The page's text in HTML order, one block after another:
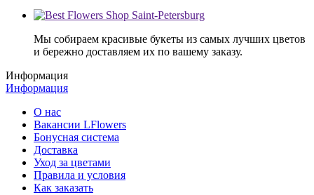
Мы собираем красивые букеты из самых лучших цветов
и бережно доставляем их по вашему заказу.
Информация
Информация
О нас
Вакансии LFlowers
Бонусная система
Доставка
Уход за цветами
Правила и условия
Как заказать